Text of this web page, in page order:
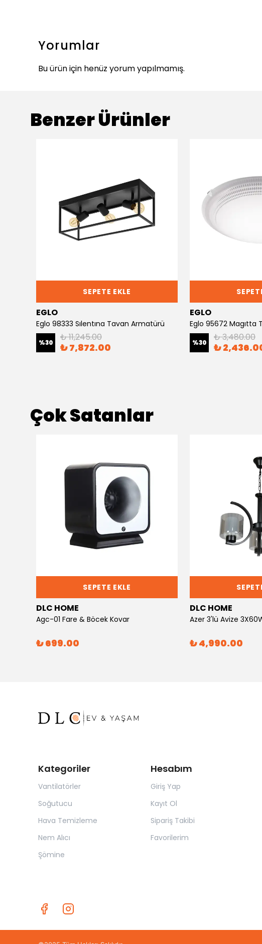
Yorumlar
Bu ürün için henüz yorum yapılmamış.
Benzer Ürünler
SEPETE EKLE
EGLO
Eglo 98333 Sılentına Tavan Armatürü
%30 ₺ 11,245.00
₺ 7,872.00
EGLO
Eglo 95672 Magıtta
%30 ₺ 3,480.00
₺
Çok Satanlar
SEPETE EKLE
DLC HOME
Agc-01 Fare & Böcek Kovar
₺ 699.00
DLC HOME
Azer 3'lü Avize
₺ 4,990.00
Kategoriler
Vantilatörler
Soğutucu
Hava Temizleme
Nem Alıcı
Şömine
Hesabım
Giriş Yap
Kayıt Ol
Sipariş Takibi
Favorilerim